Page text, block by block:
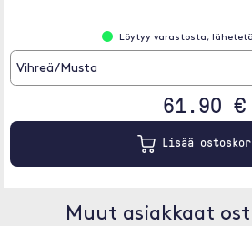
Löytyy varastosta,
Vihreä/Musta
61.90 €
Lisää
Muut asiakkaat